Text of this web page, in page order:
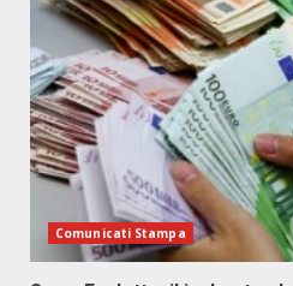
Comunicati Stampa